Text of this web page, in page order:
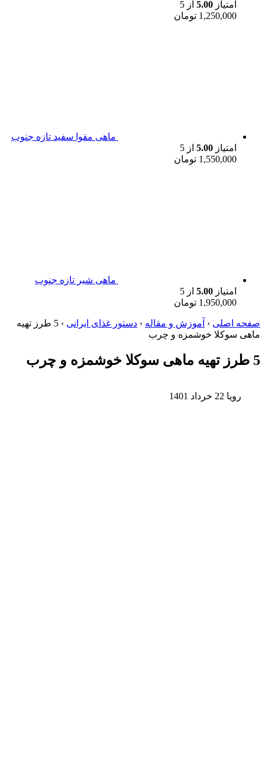
امتیاز 5.00 از 5
1,250,000 تومان
ماهی مقوا سفید تازه جنوب
امتیاز 5.00 از 5
1,550,000 تومان
ماهی شیر تازه جنوب
امتیاز 5.00 از 5
1,950,000 تومان
صفحه اصلی › آموزش و مقاله › دستور غذای ایرانی ›
5 طرز تهیه
ماهی سوکلا خوشمزه و چرب
5 طرز تهیه ماهی سوکلا خوشمزه و چرب
رویا 22 خرداد 1401